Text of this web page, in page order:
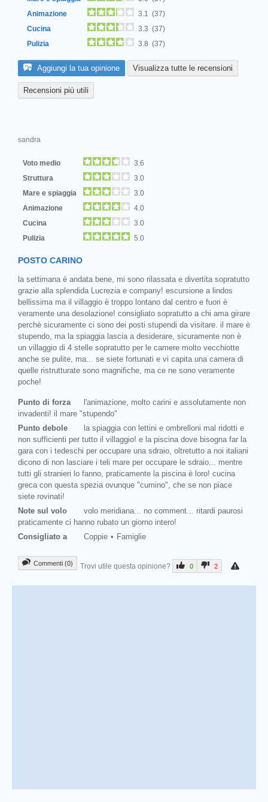
Animazione
3.1 (37)
Cucina
3.3 (37)
Pulizia
3.8 (37)
Aggiungi la tua opinione Visualizza tutte le recensioni
Recensioni più utili
sandra
Voto medio
3.6
Struttura
3.0
Mare e spiaggia
3.0
Animazione
4.0
Cucina
3.0
Pulizia
5.0
POSTO CARINO
la settimana è andata bene, mi sono rilassata e divertita sopratutto
grazie alla splendida Lucrezia e company! escursione a lindos
bellissima ma il villaggio è troppo lontano dal centro e fuori è
veramente una desolazione! consigliato sopratutto a chi ama girare
perchè sicuramente ci sono dei posti stupendi da visitare. il mare è
stupendo, ma la spiaggia lascia a desiderare, sicuramente non è
un villaggio di 4 stelle sopratutto per le camere molto vecchiotte
anche se pulite, ma... se siete fortunati e vi capita una camera di
quelle ristrutturate sono magnifiche, ma ce ne sono veramente
poche!
Punto di forza
l'animazione, molto carini e assolutamente non
invadenti! il mare "stupendo"
Punto debole
la spiaggia con lettini e ombrelloni mal ridotti e
non sufficienti per tutto il villaggio! e la piscina dove bisogna far la
gara con i tedeschi per occupare una sdraio, oltretutto a noi italiani
dicono di non lasciare i teli mare per occupare le sdraio... mentre
tutti gli stranieri lo fanno, praticamente la piscina è loro! cucina
greca con questa spezia ovunque "cumino", che se non piace
siete rovinati!
Note sul volo
volo meridiana... no comment... ritardi paurosi
praticamente ci hanno rubato un giorno intero!
Consigliato a
Coppie Famiglie
Commenti (0) Trovi utile questa opinione? 0 2